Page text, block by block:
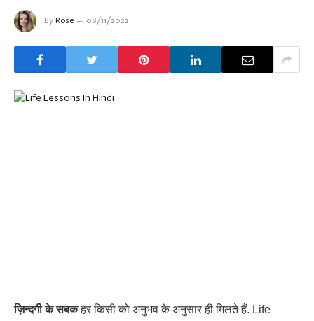
By Rose 08/11/2022
ज़िन्दगी के सबकहर किसी को अनुभव के अनुसार ही मिलते हैं. Life